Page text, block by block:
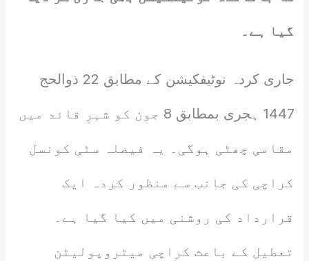
گیا ہے۔
جاری کردہ نوٹیفکیشن کے مطابق 22 ذوالحج
1447 ہجری بمطابق 8 جون کو شہرِ قائد میں
مقامی چھٹی ہوگی۔ یہ فیصلہ سٹی کونسل
کراچی کی جانب سے منظور کردہ ایک
قرارداد کی روشنی میں کیا گیا ہے۔
تعطیل کے باعث کراچی میٹروپولیٹن